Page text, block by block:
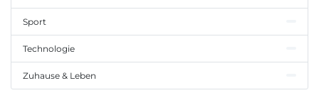
Sport
Technologie
Zuhause & Leben